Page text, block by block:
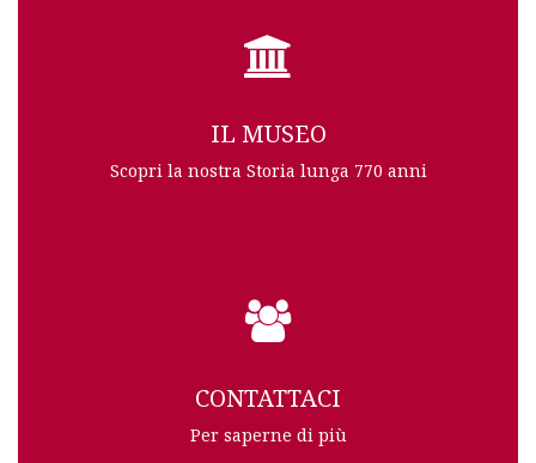
IL MUSEO
Scopri la nostra Storia lunga 770 anni
CONTATTACI
Per saperne di più